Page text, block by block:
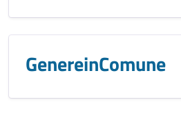
GenereinComune